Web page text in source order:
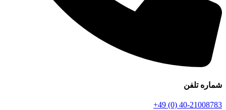
شماره تلفن
+49 (0) 40-21008783